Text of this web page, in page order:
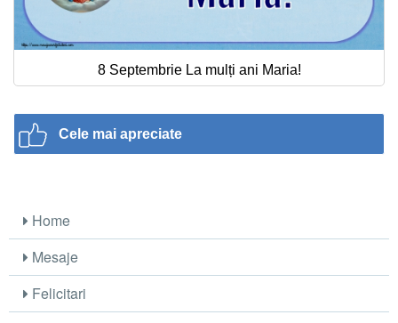
8 Septembrie La mulți ani Maria!
Cele mai apreciate
Home
Mesaje
Felicitari